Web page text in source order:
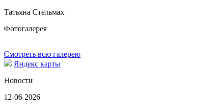
Татьяна Стельмах
Фотогалерея
Смотреть всю галерею
Яндекс карты
Новости
12-06-2026